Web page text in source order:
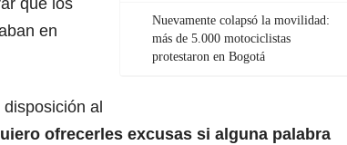
Nuevamente colapsó la movilidad:
más de 5.000 motociclistas
protestaron en Bogotá
que los
en
al
ofrecerles excusas si alguna palabra